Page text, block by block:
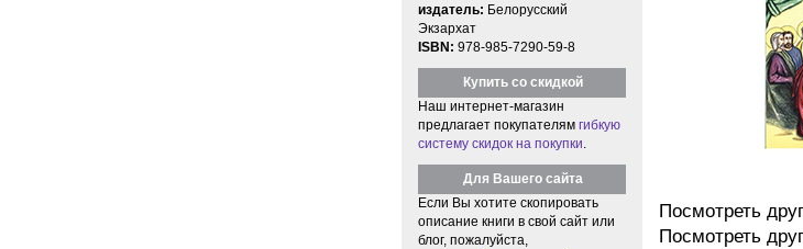
издатель: Белорусский
Экзархат
ISBN: 978-985-7290-59-8
Купить со скидкой
Наш интернет-магазин
предлагает покупателям гибкую
систему скидок на покупки
Для Вашего сайта
Если Вы хотите скопировать
описание книги в свой сайт или
блог, пожалуйста,
Посмотреть
Посмотреть